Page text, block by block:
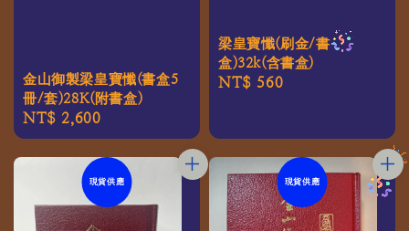
金山御製梁皇寶懺(書盒5
冊/套)28K(附書盒)
Regular
price
NT$ 2,600
梁皇寶懺(刷金/書
盒)32k(含書盒)
Regular
NT$ 560
現貨供應 現貨供應